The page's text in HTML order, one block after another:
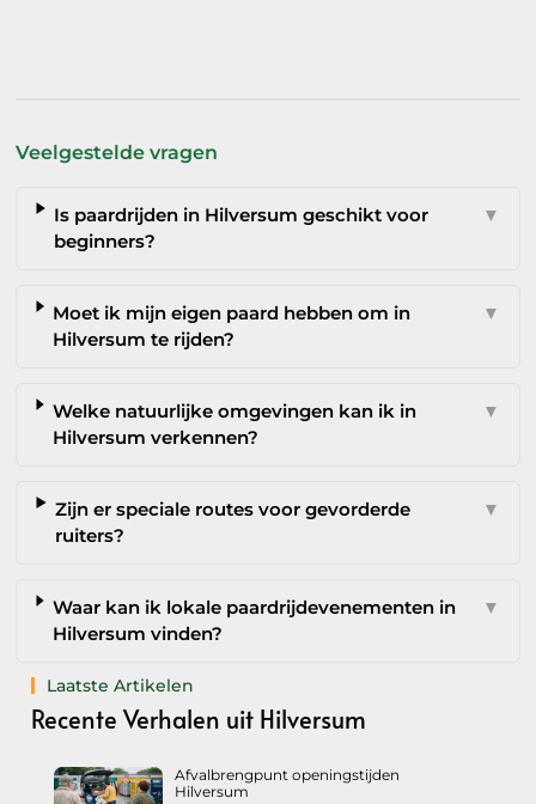
Veelgestelde vragen
Is paardrijden in Hilversum geschikt voor
beginners?
▼
Moet ik mijn eigen paard hebben om in
Hilversum te rijden?
▼
Welke natuurlijke omgevingen kan ik in
Hilversum verkennen?
▼
Zijn er speciale routes voor gevorderde
ruiters?
▼
Waar kan ik lokale paardrijdevenementen in
Hilversum vinden?
▼
Laatste Artikelen
Recente Verhalen uit Hilversum
Afvalbrengpunt openingstijden
Hilversum